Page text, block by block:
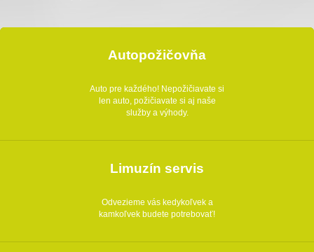
Autopožičovňa
Auto pre každého! Nepožičiavate si
len auto, požičiavate si aj naše
služby a výhody.
Limuzín servis
Odvezieme vás kedykoľvek a
kamkoľvek budete potrebovať!